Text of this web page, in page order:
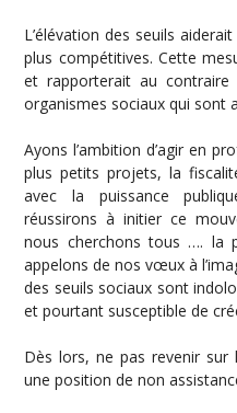
L’élévation des seuils
plus compétitives. Cette
et rapporterait au contraire
organismes sociaux qui sont
Ayons l’ambition d’agir en
plus petits projets, la
avec la puissance
réussirons à initier ce
nous cherchons tous …. la
appelons de nos vœux à
des seuils sociaux sont
et pourtant susceptible de
Dès lors, ne pas revenir sur
une position de non